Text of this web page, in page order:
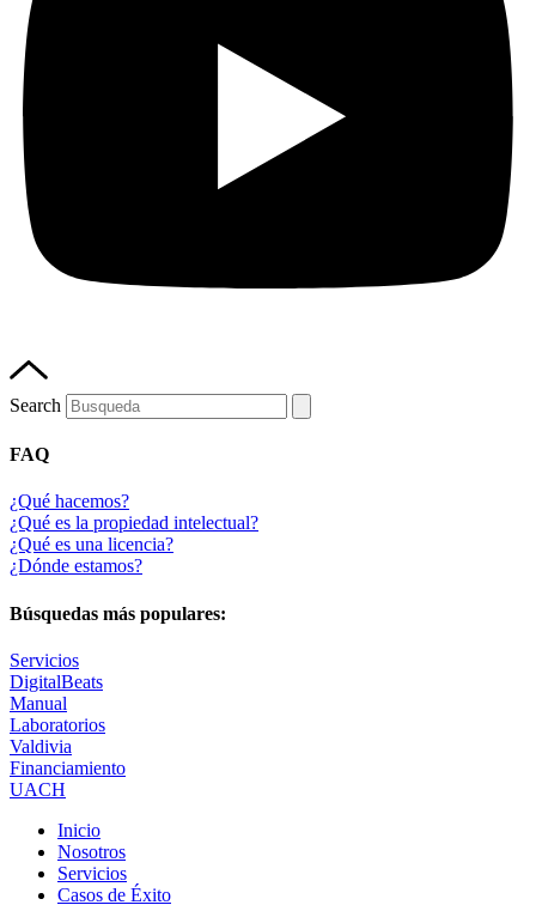
Search
FAQ
¿Qué hacemos?
¿Qué es la propiedad intelectual?
¿Qué es una licencia?
¿Dónde estamos?
Búsquedas más populares:
Servicios
DigitalBeats
Manual
Laboratorios
Valdivia
Financiamiento
UACH
Inicio
Nosotros
Servicios
Casos de Éxito